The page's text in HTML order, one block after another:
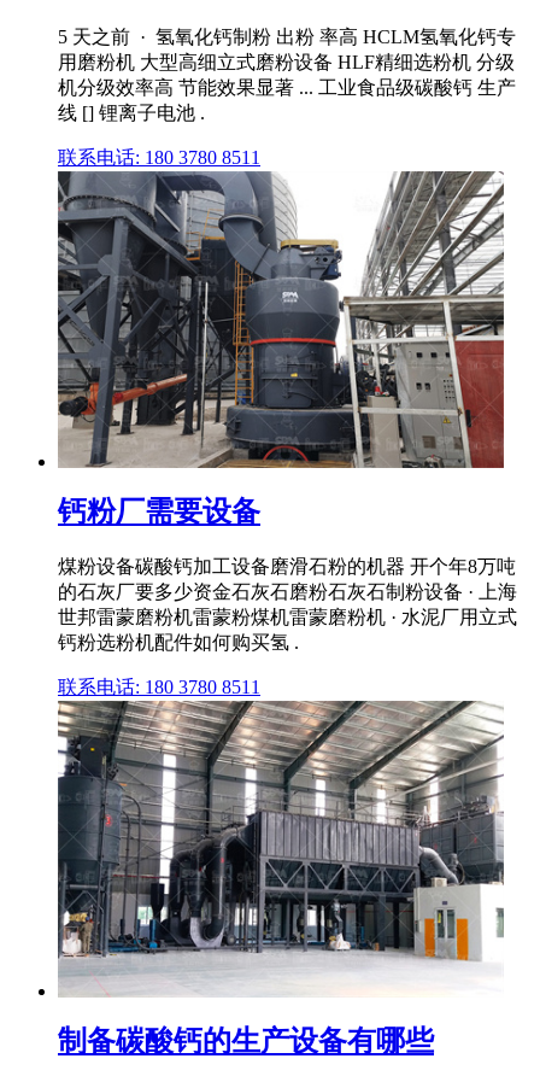
5 天之前 · 氢氧化钙制粉 出粉 率高 HCLM氢氧化钙专
用磨粉机 大型高细立式磨粉设备 HLF精细选粉机 分级
机分级效率高 节能效果显著 ... 工业食品级碳酸钙 生产
线 [] 锂离子电池 .
联系电话: 180 3780 8511
钙粉厂需要设备
煤粉设备碳酸钙加工设备磨滑石粉的机器 开个年8万吨
的石灰厂要多少资金石灰石磨粉石灰石制粉设备 · 上海
世邦雷蒙磨粉机雷蒙粉煤机雷蒙磨粉机 · 水泥厂用立式
钙粉选粉机配件如何购买氢 .
联系电话: 180 3780 8511
制备碳酸钙的生产设备有哪些